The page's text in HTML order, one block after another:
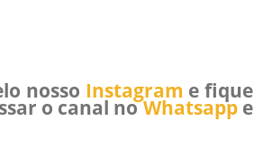
nosso Instagram e fique
o canal noWhatsappe